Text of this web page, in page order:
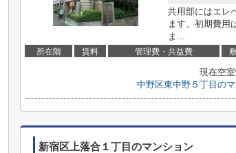
共用部にはエレ
ます。初期費用
ま...
所在階 賃料 管理費・共益費
現在空室
中野区東中野５丁目の
新宿区上落合１丁目のマンション